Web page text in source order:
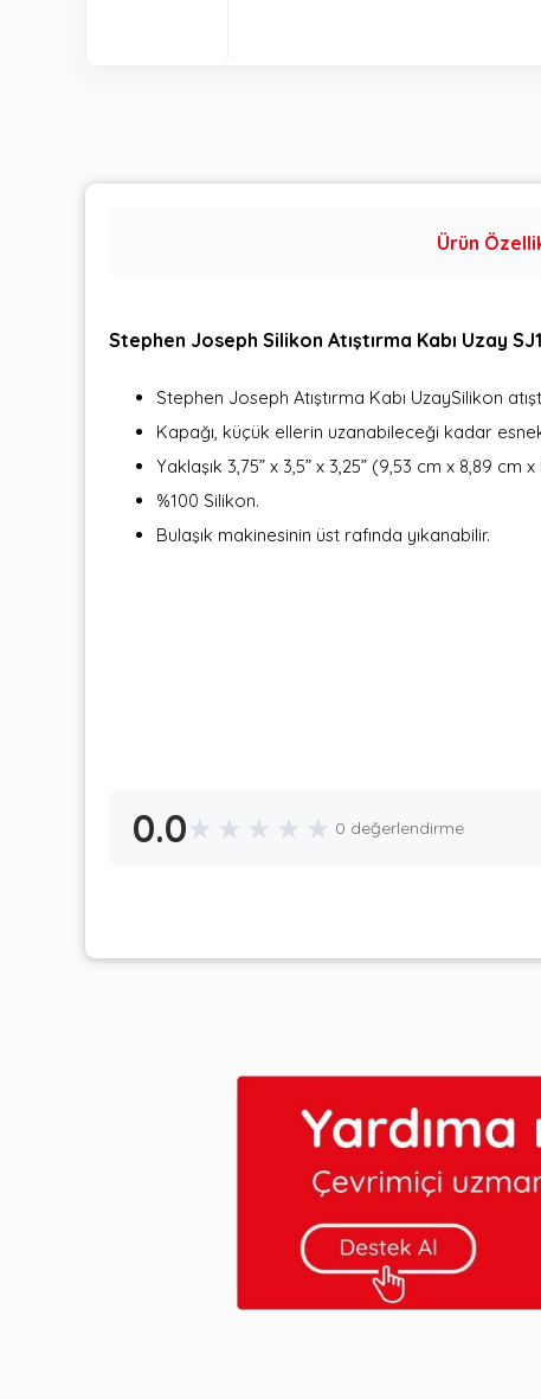
Ürün
Stephen Joseph Silikon Atıştırma Kabı Uzay
Stephen Joseph Atıştırma Kabı UzaySilikon
Kapağı, küçük ellerin uzanabileceği kadar
Yaklaşık 3,75” x 3,5” x 3,25” (9,53 cm x 8,89 cm
%100 Silikon.
Bulaşık makinesinin üst rafında yıkanabilir.
0.0★ ★ ★ ★ ★ 0 değerlendirme